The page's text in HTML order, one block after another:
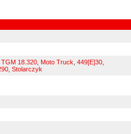
TGM 18.320 Moto Truck 449[E]30
Stolarczyk